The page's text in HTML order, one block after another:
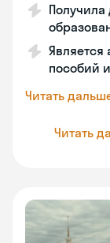
Получила
Является
пособий
Читать
Читать